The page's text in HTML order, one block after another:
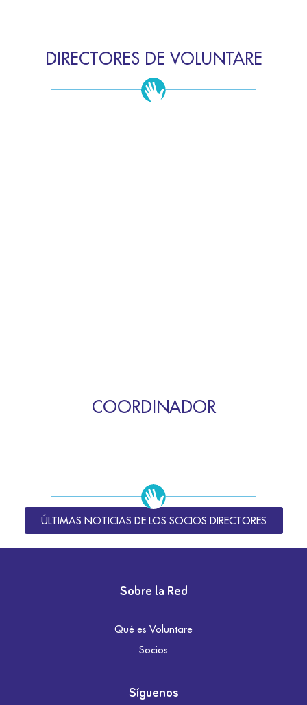
DIRECTORES DE VOLUNTARE
COORDINADOR
ÚLTIMAS NOTICIAS DE LOS SOCIOS DIRECTORES
Sobre la Red
Qué es Voluntare
Socios
Síguenos